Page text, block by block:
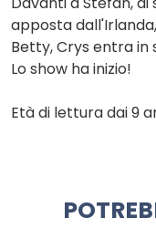
apposta
Betty, Crys entra in
Lo show ha inizio!
Età di lettura dai 9